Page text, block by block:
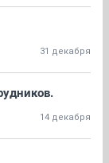
31 декабря
14 декабря